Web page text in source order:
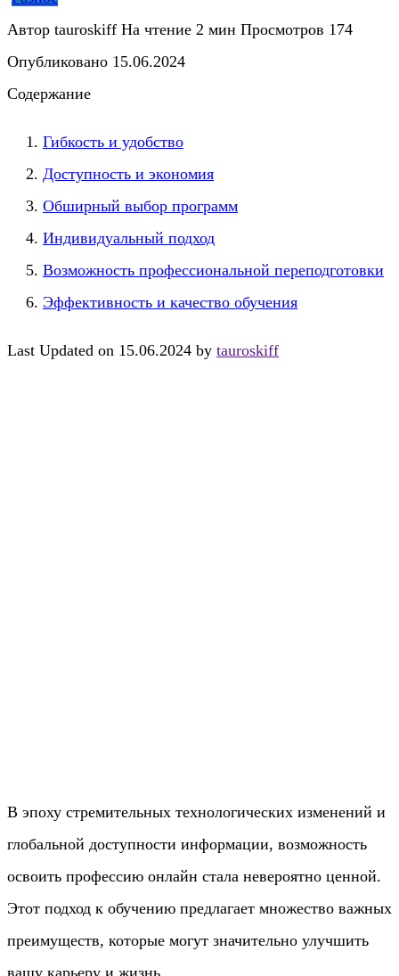
Автор tauroskiff На чтение 2 мин Просмотров 174
Опубликовано 15.06.2024
Содержание
Гибкость и удобство
Доступность и экономия
Обширный выбор программ
Индивидуальный подход
Возможность профессиональной переподготовки
Эффективность и качество обучения
Last Updated on 15.06.2024 by tauroskiff
В эпоху стремительных технологических изменений и
глобальной доступности информации, возможность
освоить профессию онлайн стала невероятно ценной.
Этот подход к обучению предлагает множество важных
преимуществ, которые могут значительно улучшить